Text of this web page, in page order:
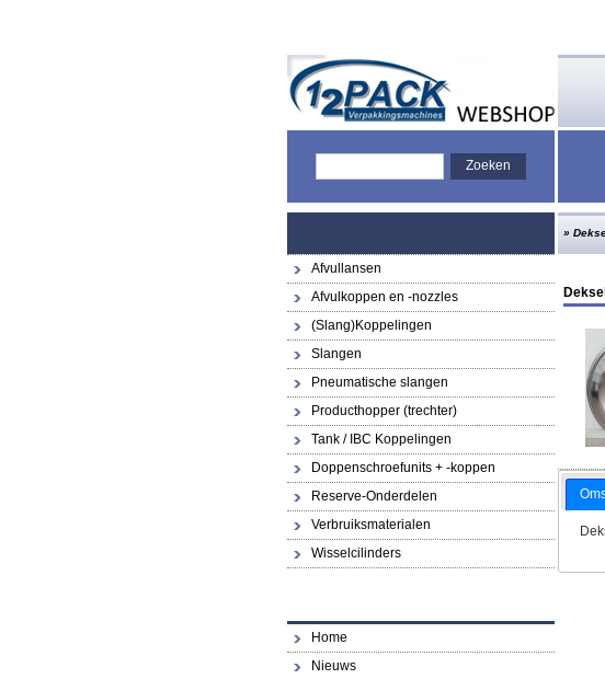
Afvullansen
Afvulkoppen en -nozzles
(Slang)Koppelingen
Slangen
Pneumatische slangen
Producthopper (trechter)
Tank / IBC Koppelingen
Doppenschroefunits + -koppen
Reserve-Onderdelen
Verbruiksmaterialen
Wisselcilinders
Home
Nieuws
»